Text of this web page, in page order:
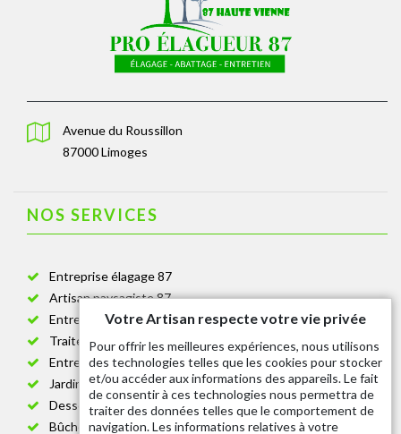
Avenue du Roussillon
87000 Limoges
NOS SERVICES
Entreprise élagage 87
Artisan paysagiste 87
Entreprise de jardinage 87
Traitement anti-chenille 87
Entreprise abattage arbre 87
Jardinier taille de haie 87
Dessouchage arbre et haie 87
Bûcheron 87
Votre Artisan respecte votre vie privée
Pour offrir les meilleures expériences, nous utilisons
des technologies telles que les cookies pour stocker
et/ou accéder aux informations des appareils. Le fait
de consentir à ces technologies nous permettra de
traiter des données telles que le comportement de
navigation. Les informations relatives à votre